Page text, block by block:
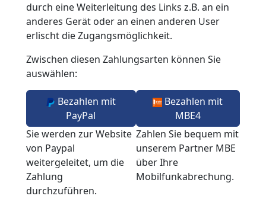
durch eine Weiterleitung des Links z.B. an ein
anderes Gerät oder an einen anderen User
erlischt die Zugangsmöglichkeit.
Zwischen diesen Zahlungsarten können Sie
auswählen:
Bezahlen mit
PayPal
Sie werden zur Website
von Paypal
weitergeleitet, um die
Zahlung
durchzuführen.
Bezahlen mit
MBE4
Zahlen Sie bequem mit
unserem Partner MBE
über Ihre
Mobilfunkabrechung.